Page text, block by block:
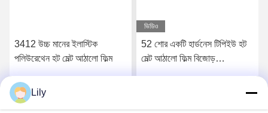
3412 উচ্চ মানের ইলাস্টিক
পলিউরেথেন হট মেল্ট আঠালো ফিল্ম
ভিডিও
52 শোর একটি হার্ডনেস টিপিইউ হট
মেল্ট আঠালো ফিল্ম বিজোড়
Lily